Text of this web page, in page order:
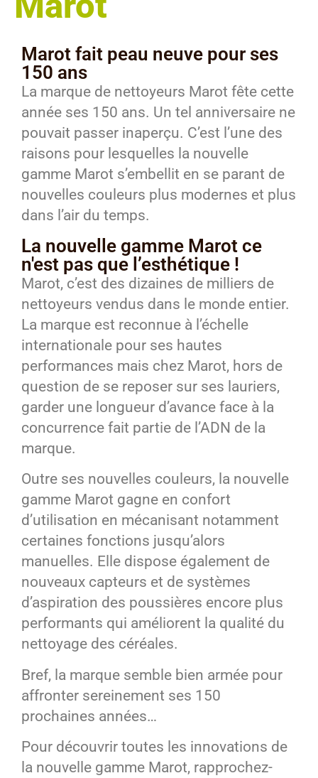
Marot fait peau neuve pour ses
150 ans
La marque de nettoyeurs Marot fête cette
année ses 150 ans. Un tel anniversaire ne
pouvait passer inaperçu. C’est l’une des
raisons pour lesquelles la nouvelle
gamme Marot s’embellit en se parant de
nouvelles couleurs plus modernes et plus
dans l’air du temps.
La nouvelle gamme Marot ce
n'est pas que l’esthétique !​
Marot, c’est des dizaines de milliers de
nettoyeurs vendus dans le monde entier.
La marque est reconnue à l’échelle
internationale pour ses hautes
performances mais chez Marot, hors de
question de se reposer sur ses lauriers,
garder une longueur d’avance face à la
concurrence fait partie de l’ADN de la
marque.
Outre ses nouvelles couleurs, la nouvelle
gamme Marot gagne en confort
d’utilisation en mécanisant notamment
certaines fonctions jusqu’alors
manuelles. Elle dispose également de
nouveaux capteurs et de systèmes
d’aspiration des poussières encore plus
performants qui améliorent la qualité du
nettoyage des céréales.
Bref, la marque semble bien armée pour
affronter sereinement ses 150
prochaines années…
Pour découvrir toutes les innovations de
la nouvelle gamme Marot, rapprochez-